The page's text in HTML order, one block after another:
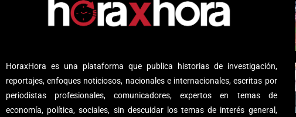
HoraxHora es una plataforma que publica historias de investigación,
reportajes, enfoques noticiosos, nacionales e internacionales, escritas por
periodistas profesionales, comunicadores, expertos en temas de
economía, política, sociales, sin descuidar los temas de interés general,